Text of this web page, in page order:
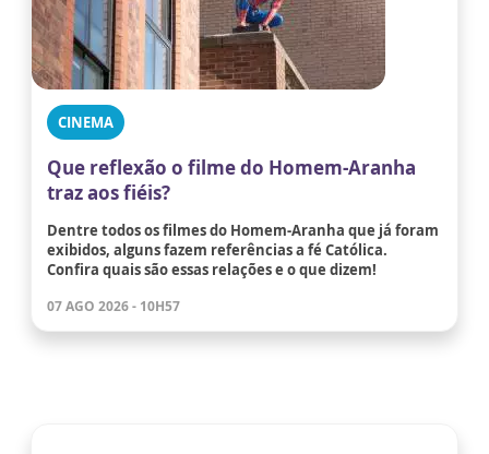
CINEMA
Que reflexão o filme do Homem-Aranha
traz aos fiéis?
Dentre todos os filmes do Homem-Aranha que já foram
exibidos, alguns fazem referências a fé Católica.
Confira quais são essas relações e o que dizem!
07 AGO 2026 - 10H57